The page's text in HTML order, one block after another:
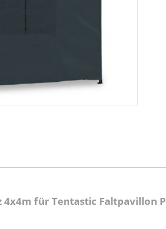
für Tentastic Faltpavillon